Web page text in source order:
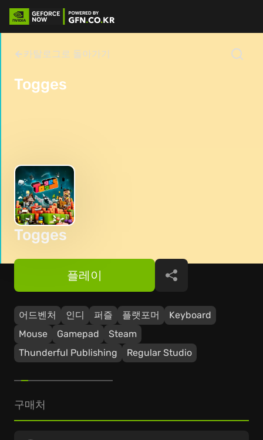
카탈로그로 돌아가기
Togges
Togges
어드벤처 인디 퍼즐 플랫포머
Keyboard
Mouse
Gamepad
Steam
Thunderful Publishing
Regular Studio
플레이 공유
구매처